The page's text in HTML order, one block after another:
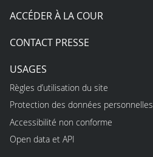
ACCÉDER À LA COUR
CONTACT PRESSE
USAGES
Règles d’utilisation du site
Protection des données personnelles
Accessibilité non conforme
Open data et API